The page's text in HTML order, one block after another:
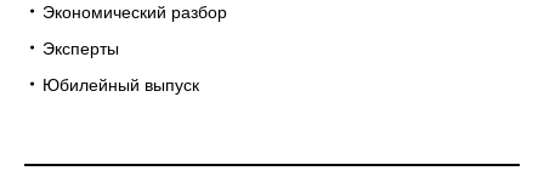
Экономический разбор
Эксперты
Юбилейный выпуск